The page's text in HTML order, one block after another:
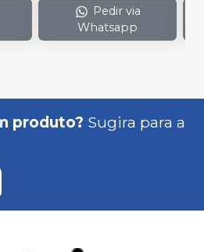
1 Protetor de refletor
+ 2 Toalhas de mão.
Pedir via
Whatsapp
produto? Sugira para a